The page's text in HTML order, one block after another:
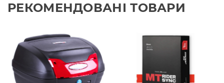
РЕКОМЕНДОВАНІ ТОВАРИ